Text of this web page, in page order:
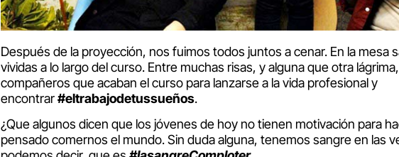
Después de la proyección, nos fuimos todos juntos a cenar. En la mesa
vividas a lo largo del curso. Entre muchas risas, y alguna que otra
compañeros que acaban el curso para lanzarse a la vida profesional y
encontrar#eltrabajodetussueños.
¿Que algunos dicen que los jóvenes de hoy no tienen motivación para
pensado comernos el mundo. Sin duda alguna, tenemos sangre en las